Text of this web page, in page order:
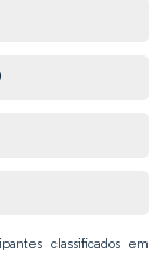
classificados em